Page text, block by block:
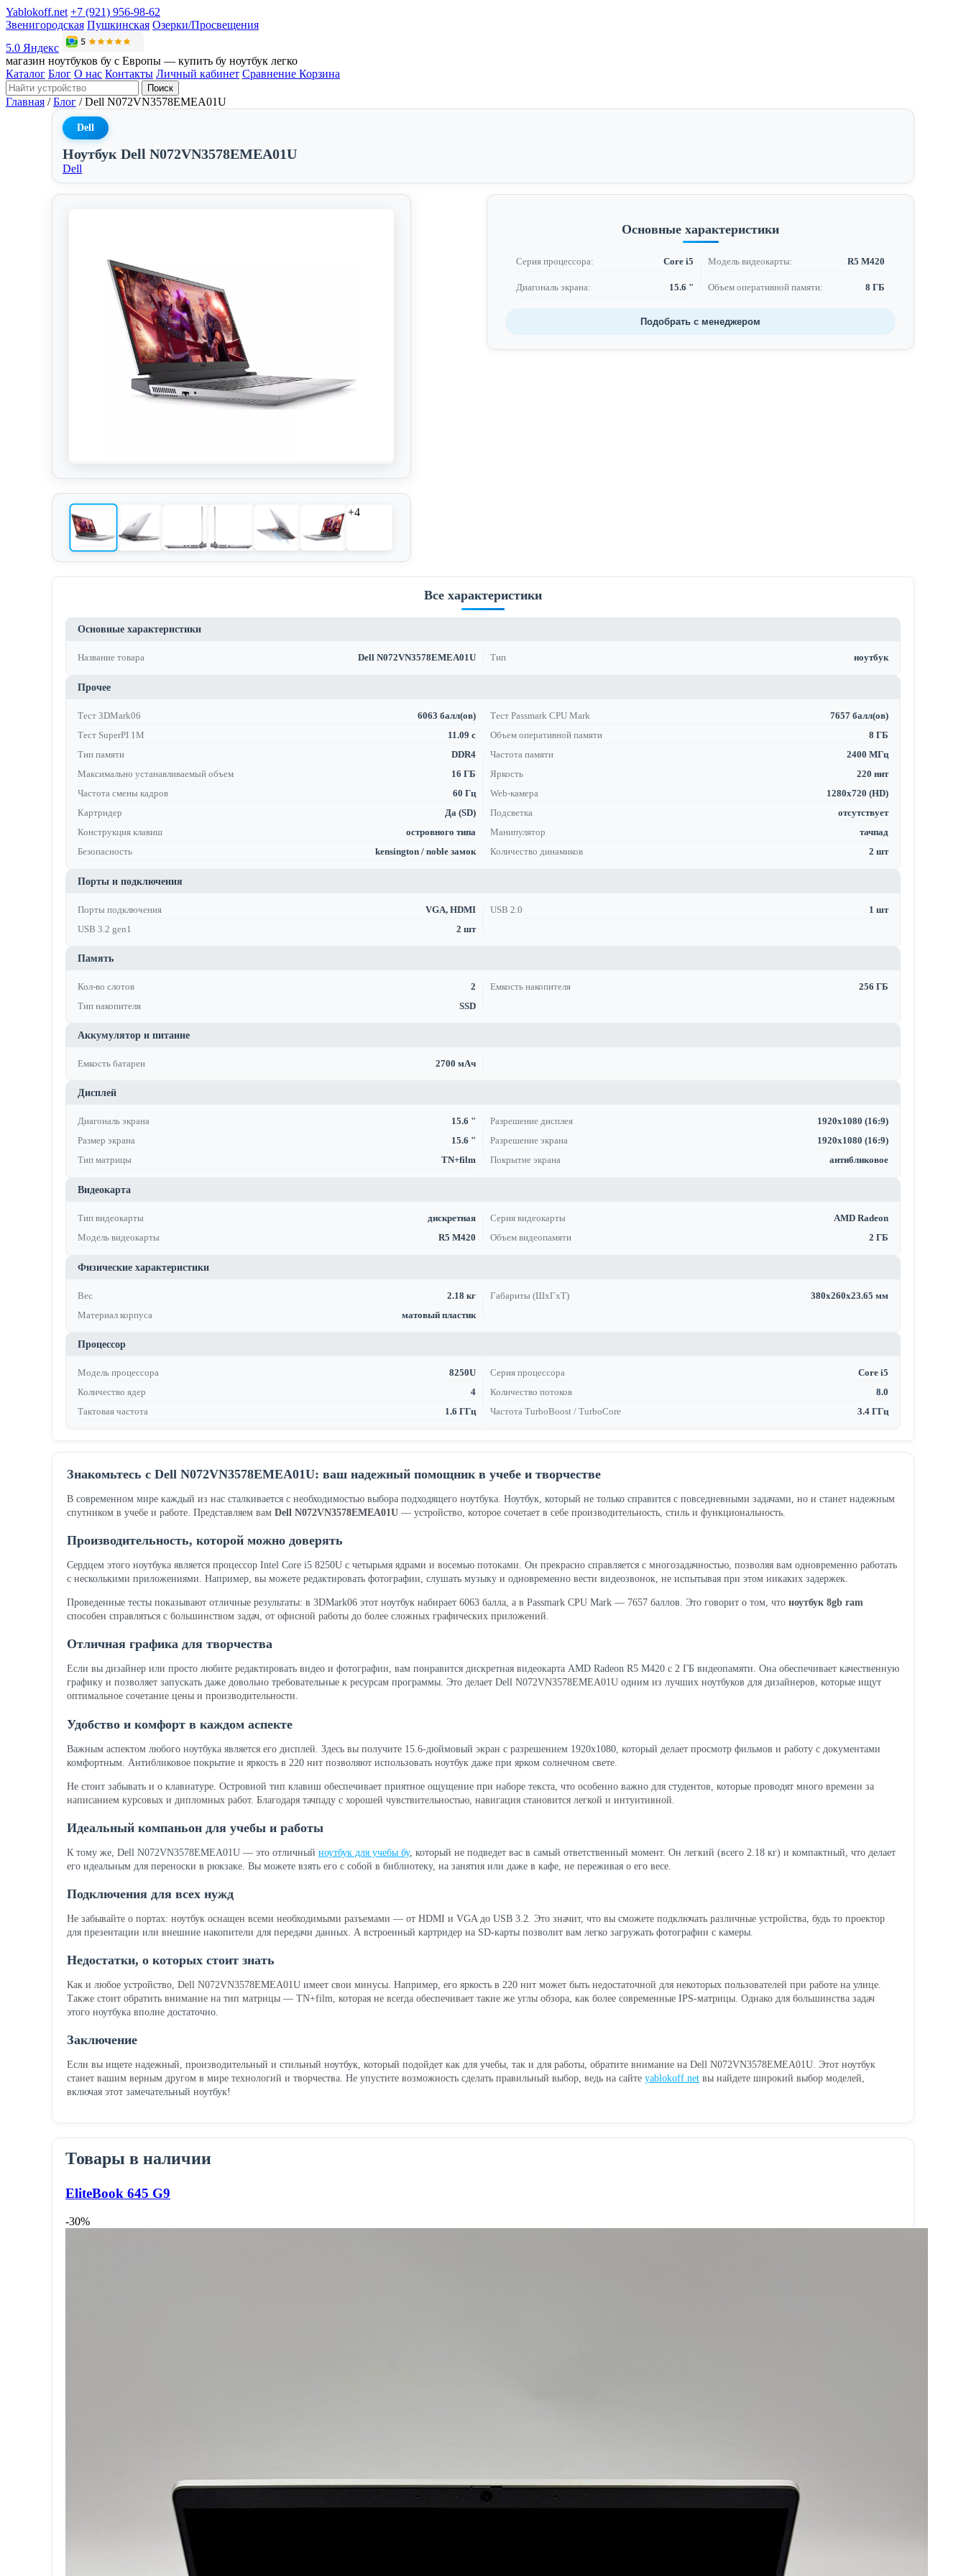
Yablokoff.net +7 (921) 956-98-62
Звенигородская Пушкинская Озерки/Просвещения
5.0 Яндекс
магазин ноутбуков бу с Европы — купить бу ноутбук легко
Каталог Блог О нас Контакты Личный кабинет Сравнение Корзина
Поиск
Главная / Блог / Dell N072VN3578EMEA01U
Dell
Ноутбук Dell N072VN3578EMEA01U
Dell
+4
Основные характеристики
Серия процессора: Core i5 Модель видеокарты: R5 M420
Диагональ экрана: 15.6 " Объем оперативной памяти: 8 ГБ
Подобрать с менеджером
Все характеристики
Основные характеристики
Название товара Dell N072VN3578EMEA01U Тип ноутбук
Прочее
Тест 3DMark06 6063 балл(ов) Тест Passmark CPU Mark
7657 балл(ов)
Тест SuperPI 1M
11.09 с Объем оперативной памяти
8 ГБ
Тип памяти
DDR4 Частота памяти
2400 МГц
Максимально устанавливаемый объем
16 ГБ Яркость
220 нит
Частота смены кадров
60 Гц Web-камера
1280x720 (HD)
Картридер
Да (SD) Подсветка
отсутствует
Конструкция клавиш
островного типа Манипулятор
тачпад
Безопасность
kensington / noble замок Количество динамиков 2 шт
Порты и подключения
Порты подключения VGA, HDMI USB 2.0
1 шт
USB 3.2 gen1
2 шт
Память
Кол-во слотов 2 Емкость накопителя
256 ГБ
Тип накопителя
SSD
Аккумулятор и питание
Емкость батареи 2700 мАч
Дисплей
Диагональ экрана 15.6 " Разрешение дисплея
1920x1080 (16:9)
Размер экрана
15.6 " Разрешение экрана
1920x1080 (16:9)
Тип матрицы
TN+film Покрытие экрана антибликовое
Видеокарта
Тип видеокарты дискретная Серия видеокарты
AMD Radeon
Модель видеокарты
R5 M420 Объем видеопамяти 2 ГБ
Физические характеристики
Вес 2.18 кг Габариты (ШхГхТ)
380x260x23.65 мм
Материал корпуса
матовый пластик
Процессор
Модель процессора 8250U Серия процессора
Core i5
Количество ядер
4 Количество потоков
8.0
Тактовая частота
1.6 ГГц Частота TurboBoost / TurboCore 3.4 ГГц
Знакомьтесь с Dell N072VN3578EMEA01U: ваш надежный помощник в учебе и творчестве
В современном мире каждый из нас сталкивается с необходимостью выбора подходящего ноутбука. Ноутбук, который не только справится с повседневными задачами, но и станет надежным
спутником в учебе и работе. Представляем вам Dell N072VN3578EMEA01U — устройство, которое сочетает в себе производительность, стиль и функциональность.
Производительность, которой можно доверять
Сердцем этого ноутбука является процессор Intel Core i5 8250U с четырьмя ядрами и восемью потоками. Он прекрасно справляется с многозадачностью, позволяя вам одновременно работать
с несколькими приложениями. Например, вы можете редактировать фотографии, слушать музыку и одновременно вести видеозвонок, не испытывая при этом никаких задержек.
Проведенные тесты показывают отличные результаты: в 3DMark06 этот ноутбук набирает 6063 балла, а в Passmark CPU Mark — 7657 баллов. Это говорит о том, что ноутбук 8gb ram
способен справляться с большинством задач, от офисной работы до более сложных графических приложений.
Отличная графика для творчества
Если вы дизайнер или просто любите редактировать видео и фотографии, вам понравится дискретная видеокарта AMD Radeon R5 M420 с 2 ГБ видеопамяти. Она обеспечивает качественную
графику и позволяет запускать даже довольно требовательные к ресурсам программы. Это делает Dell N072VN3578EMEA01U одним из лучших ноутбуков для дизайнеров, которые ищут
оптимальное сочетание цены и производительности.
Удобство и комфорт в каждом аспекте
Важным аспектом любого ноутбука является его дисплей. Здесь вы получите 15.6-дюймовый экран с разрешением 1920x1080, который делает просмотр фильмов и работу с документами
комфортным. Антибликовое покрытие и яркость в 220 нит позволяют использовать ноутбук даже при ярком солнечном свете.
Не стоит забывать и о клавиатуре. Островной тип клавиш обеспечивает приятное ощущение при наборе текста, что особенно важно для студентов, которые проводят много времени за
написанием курсовых и дипломных работ. Благодаря тачпаду с хорошей чувствительностью, навигация становится легкой и интуитивной.
Идеальный компаньон для учебы и работы
К тому же, Dell N072VN3578EMEA01U — это отличный ноутбук для учебы бу, который не подведет вас в самый ответственный момент. Он легкий (всего 2.18 кг) и компактный, что делает
его идеальным для переноски в рюкзаке. Вы можете взять его с собой в библиотеку, на занятия или даже в кафе, не переживая о его весе.
Подключения для всех нужд
Не забывайте о портах: ноутбук оснащен всеми необходимыми разъемами — от HDMI и VGA до USB 3.2. Это значит, что вы сможете подключать различные устройства, будь то проектор
для презентации или внешние накопители для передачи данных. А встроенный картридер на SD-карты позволит вам легко загружать фотографии с камеры.
Недостатки, о которых стоит знать
Как и любое устройство, Dell N072VN3578EMEA01U имеет свои минусы. Например, его яркость в 220 нит может быть недостаточной для некоторых пользователей при работе на улице.
Также стоит обратить внимание на тип матрицы — TN+film, которая не всегда обеспечивает такие же углы обзора, как более современные IPS-матрицы. Однако для большинства задач
этого ноутбука вполне достаточно.
Заключение
Если вы ищете надежный, производительный и стильный ноутбук, который подойдет как для учебы, так и для работы, обратите внимание на Dell N072VN3578EMEA01U. Этот ноутбук
станет вашим верным другом в мире технологий и творчества. Не упустите возможность сделать правильный выбор, ведь на сайте yablokoff.net вы найдете широкий выбор моделей,
включая этот замечательный ноутбук!
Товары в наличии
EliteBook 645 G9
-30%